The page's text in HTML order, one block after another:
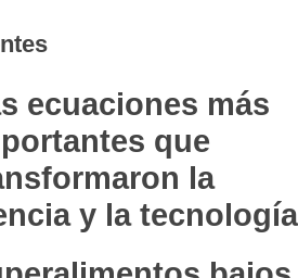
ecuaciones más
que
la
y la tecnología